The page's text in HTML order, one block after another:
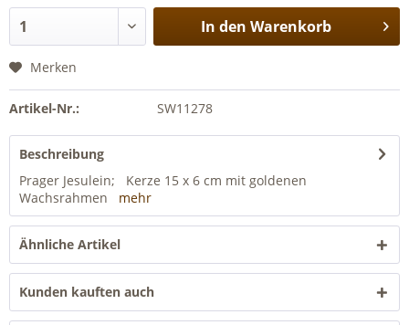
In den Warenkorb
Merken
Artikel-Nr.: SW11278
Beschreibung
Prager Jesulein; Kerze 15 x 6 cm mit goldenen
Wachsrahmen mehr
Ähnliche Artikel
Kunden kauften auch